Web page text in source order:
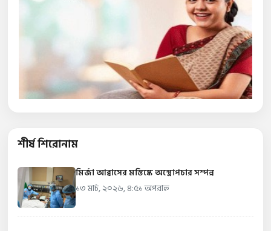
শীর্ষ শিরোনাম
মির্জা আব্বাসের মস্তিষ্কে অস্ত্রোপচার সম্পন্ন
১৩ মার্চ, ২০২৬, ৪:৫১ অপরাহ্ন